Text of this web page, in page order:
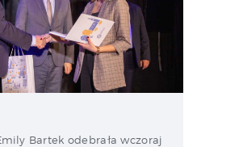
Bartek odebrała wczoraj